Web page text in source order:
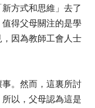
方式和思維」去了
得父母關注的是學
因為教師工會人士
。然而，這裏所討
以，父母認為這是